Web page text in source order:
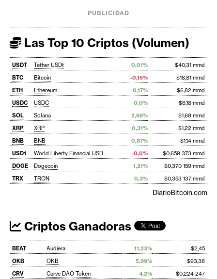
PUBLICIDAD
Las Top 10 Criptos (Volumen)
USDT Tether USDt 0,01%
$40,31 mmd
BTC
Bitcoin -0,15%
$18,81 mmd
ETH
Ethereum 0,17%
$6,82 mmd
USDC
USDC 0,0%
$6,18 mmd
SOL
Solana 2,68%
$1,68 mmd
XRP
XRP 0,31%
$1,22 mmd
BNB
BNB 0,87%
$1,14 mmd
USD1
World Liberty Financial USD -0,0%
$0,659 373 mmd
DOGE
Dogecoin 1,21%
$0,370 159 mmd
TRX
TRON 0,3% $0,353 137 mmd
DiarioBitcoin.com
Criptos Ganadoras
BEAT Audiera 11,23%
$2,45
OKB
OKB 5,99%
$93,38
CRV
Curve DAO Token 4,2%
$0,224 247